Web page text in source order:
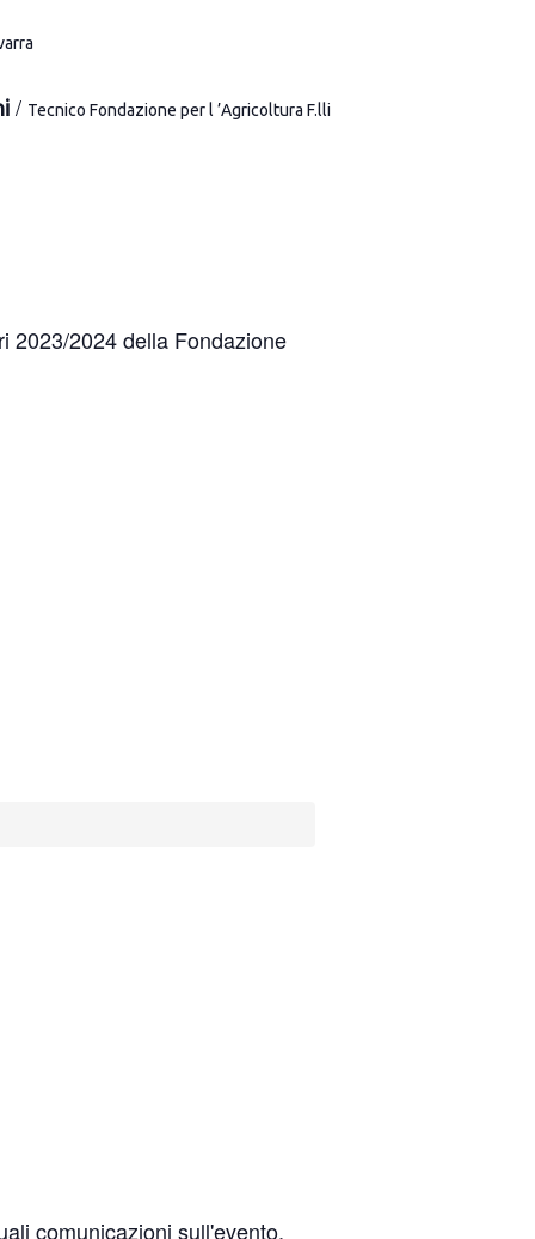
/ Tecnico Fondazione per l ’Agricoltura F.lli
2023/2024 della Fondazione
comunicazioni sull'evento.